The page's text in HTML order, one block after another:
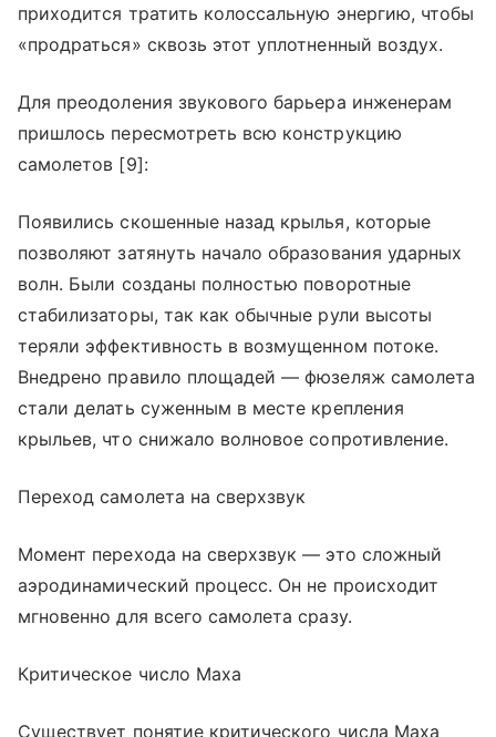
приходится тратить колоссальную энергию, чтобы
«продраться» сквозь этот уплотненный воздух.
Для преодоления звукового барьера инженерам
пришлось пересмотреть всю конструкцию
самолетов [9]:
Появились скошенные назад крылья, которые
позволяют затянуть начало образования ударных
волн. Были созданы полностью поворотные
стабилизаторы, так как обычные рули высоты
теряли эффективность в возмущенном потоке.
Внедрено правило площадей — фюзеляж самолета
стали делать суженным в месте крепления
крыльев, что снижало волновое сопротивление.
Переход самолета на сверхзвук
Момент перехода на сверхзвук — это сложный
аэродинамический процесс. Он не происходит
мгновенно для всего самолета сразу.
Критическое число Маха
Существует понятие критического числа Маха